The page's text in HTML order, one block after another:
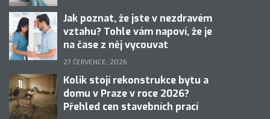
Jak poznat, že jste v nezdravém
vztahu? Tohle vám napoví, že je
na čase z něj vycouvat
27 ČERVENCE, 2026
Kolik stojí rekonstrukce bytu a
domu v Praze v roce 2026?
Přehled cen stavebních prací